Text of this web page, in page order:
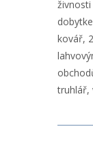
kovář,
truhlář,